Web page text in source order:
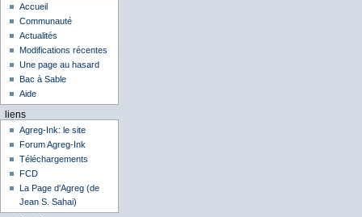
Accueil
Communauté
Actualités
Modifications récentes
Une page au hasard
Bac à Sable
Aide
liens
Agreg-Ink: le site
Forum Agreg-Ink
Téléchargements
FCD
La Page d'Agreg (de
Jean S. Sahai)